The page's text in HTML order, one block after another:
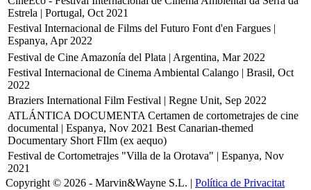
Estrela | Portugal, Oct 2021
Festival Internacional de Films del Futuro Font d'en Fargues |
Espanya, Apr 2022
Festival de Cine Amazonía del Plata | Argentina, Mar 2022
Festival Internacional de Cinema Ambiental Calango | Brasil, Oct
2022
Braziers International Film Festival | Regne Unit, Sep 2022
ATLÁNTICA DOCUMENTA Certamen de cortometrajes de cine
documental | Espanya, Nov 2021 Best Canarian-themed
Documentary Short FIlm (ex aequo)
Festival de Cortometrajes "Villa de la Orotava" | Espanya, Nov
2021
Copyright © 2026 - Marvin&Wayne S.L. | Política de Privacitat